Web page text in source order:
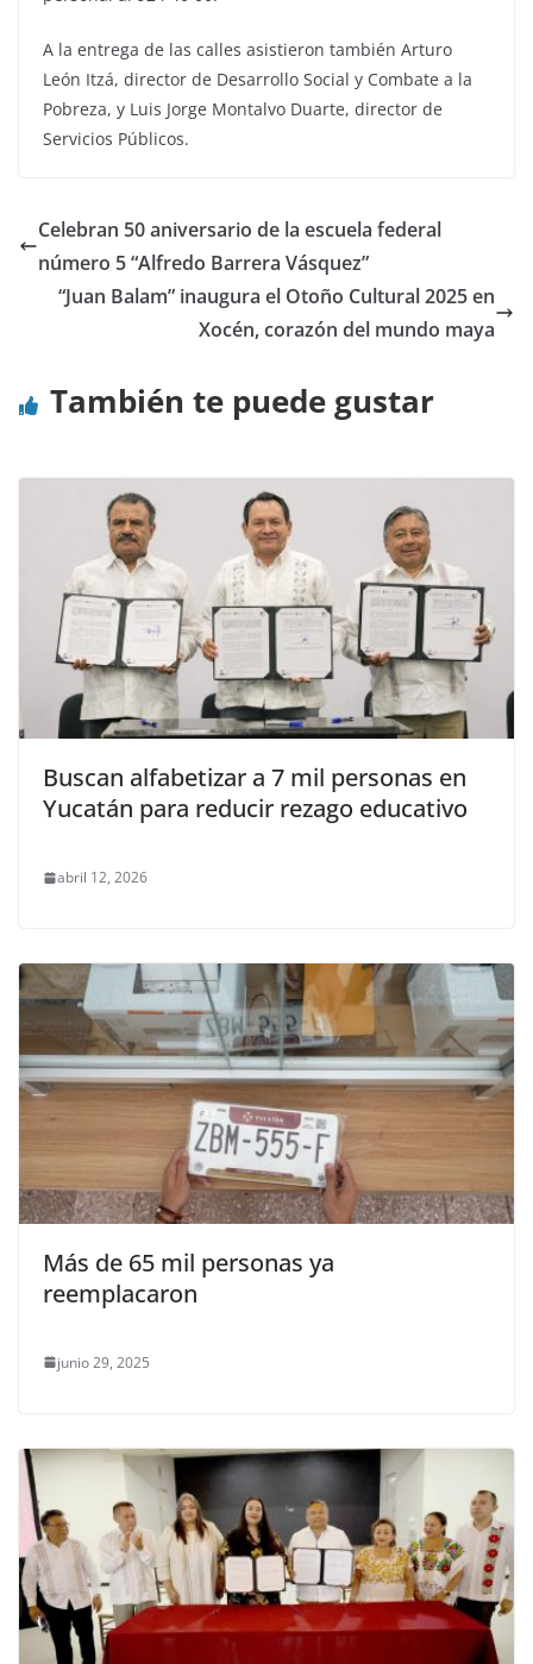
A la entrega de las calles asistieron también Arturo
León Itzá, director de Desarrollo Social y Combate a la
Pobreza, y Luis Jorge Montalvo Duarte, director de
Servicios Públicos.
Celebran 50 aniversario de la escuela federal
número 5 “Alfredo Barrera Vásquez”
“Juan Balam” inaugura el Otoño Cultural 2025 en
Xocén, corazón del mundo maya
También te puede gustar
Buscan alfabetizar a 7 mil personas en
Yucatán para reducir rezago educativo
abril 12, 2026
Más de 65 mil personas ya
reemplacaron
junio 29, 2025